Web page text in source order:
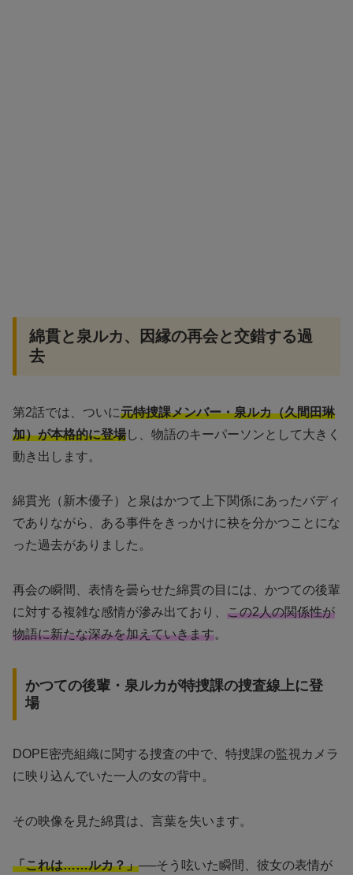
綿貫と泉ルカ、因縁の再会と交錯する過
去
第2話では、ついに元特捜課メンバー・泉ルカ（久間田琳
加）が本格的に登場し、物語のキーパーソンとして大きく
動き出します。
綿貫光（新木優子）と泉はかつて上下関係にあったバディ
でありながら、ある事件をきっかけに袂を分かつことにな
った過去がありました。
再会の瞬間、表情を曇らせた綿貫の目には、かつての後輩
に対する複雑な感情が滲み出ており、 この2人の関係性が
物語に新たな深みを加えていきます。
かつての後輩・泉ルカが特捜課の捜査線上に登
場
DOPE密売組織に関する捜査の中で、特捜課の監視カメラ
に映り込んでいた一人の女の背中。
その映像を見た綿貫は、言葉を失います。
「これは……ルカ？」──そう呟いた瞬間、彼女の表情が